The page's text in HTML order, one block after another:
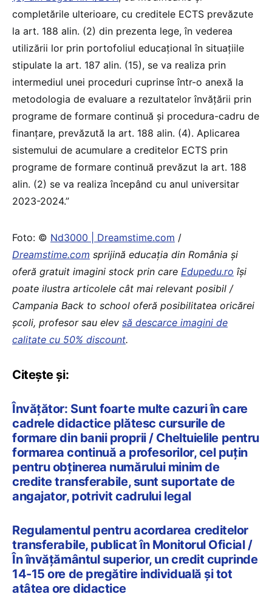
completările ulterioare, cu creditele ECTS prevăzute
la art. 188 alin. (2) din prezenta lege, în vederea
utilizării lor prin portofoliul educațional în situațiile
stipulate la art. 187 alin. (15), se va realiza prin
intermediul unei proceduri cuprinse într-o anexă la
metodologia de evaluare a rezultatelor învățării prin
programe de formare continuă și procedura-cadru de
finanțare, prevăzută la art. 188 alin. (4). Aplicarea
sistemului de acumulare a creditelor ECTS prin
programe de formare continuă prevăzut la art. 188
alin. (2) se va realiza începând cu anul universitar
2023-2024.”
Foto: © Nd3000 | Dreamstime.com /
Dreamstime.com sprijină educaţia din România şi
oferă gratuit imagini stock prin care Edupedu.ro îşi
poate ilustra articolele cât mai relevant posibil /
Campania Back to school oferă posibilitatea oricărei
școli, profesor sau elev să descarce imagini de
calitate cu 50% discount.
Citește și:
Învățător: Sunt foarte multe cazuri în care
cadrele didactice plătesc cursurile de
formare din banii proprii / Cheltuielile pentru
formarea continuă a profesorilor, cel puțin
pentru obținerea numărului minim de
credite transferabile, sunt suportate de
angajator, potrivit cadrului legal
Regulamentul pentru acordarea creditelor
transferabile, publicat în Monitorul Oficial /
În învățământul superior, un credit cuprinde
14-15 ore de pregătire individuală și tot
atâtea ore didactice